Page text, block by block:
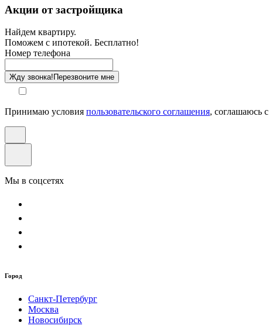
Этаж
Способ оплаты
Акции от застройщика
Найдем квартиру.
Поможем с ипотекой. Бесплатно!
Номер телефона
Жду звонка! Перезвоните мне
Принимаю условия пользовательского соглашения, соглашаюсь с
Мы в соцсетях
Город
Санкт-Петербург
Москва
Новосибирск